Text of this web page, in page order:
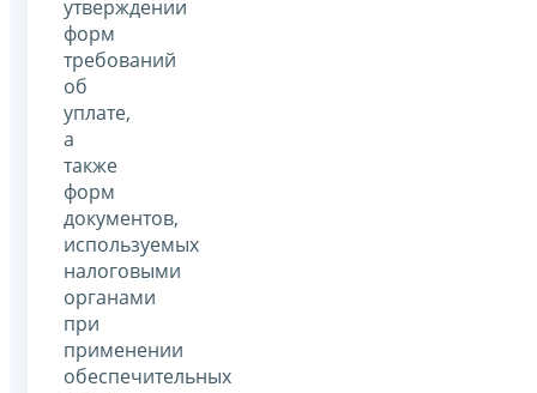
утверждении
форм
требований
об
уплате,
а
также
форм
документов,
используемых
налоговыми
органами
при
применении
обеспечительных